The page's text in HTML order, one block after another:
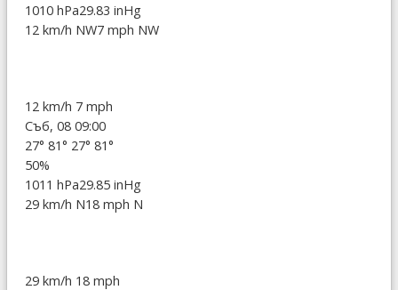
1010 hPa29.83 inHg
12 km/h NW7 mph NW
12 km/h 7 mph
Съб, 08 09:00
27° 81° 27° 81°
50%
1011 hPa29.85 inHg
29 km/h N18 mph N
29 km/h 18 mph